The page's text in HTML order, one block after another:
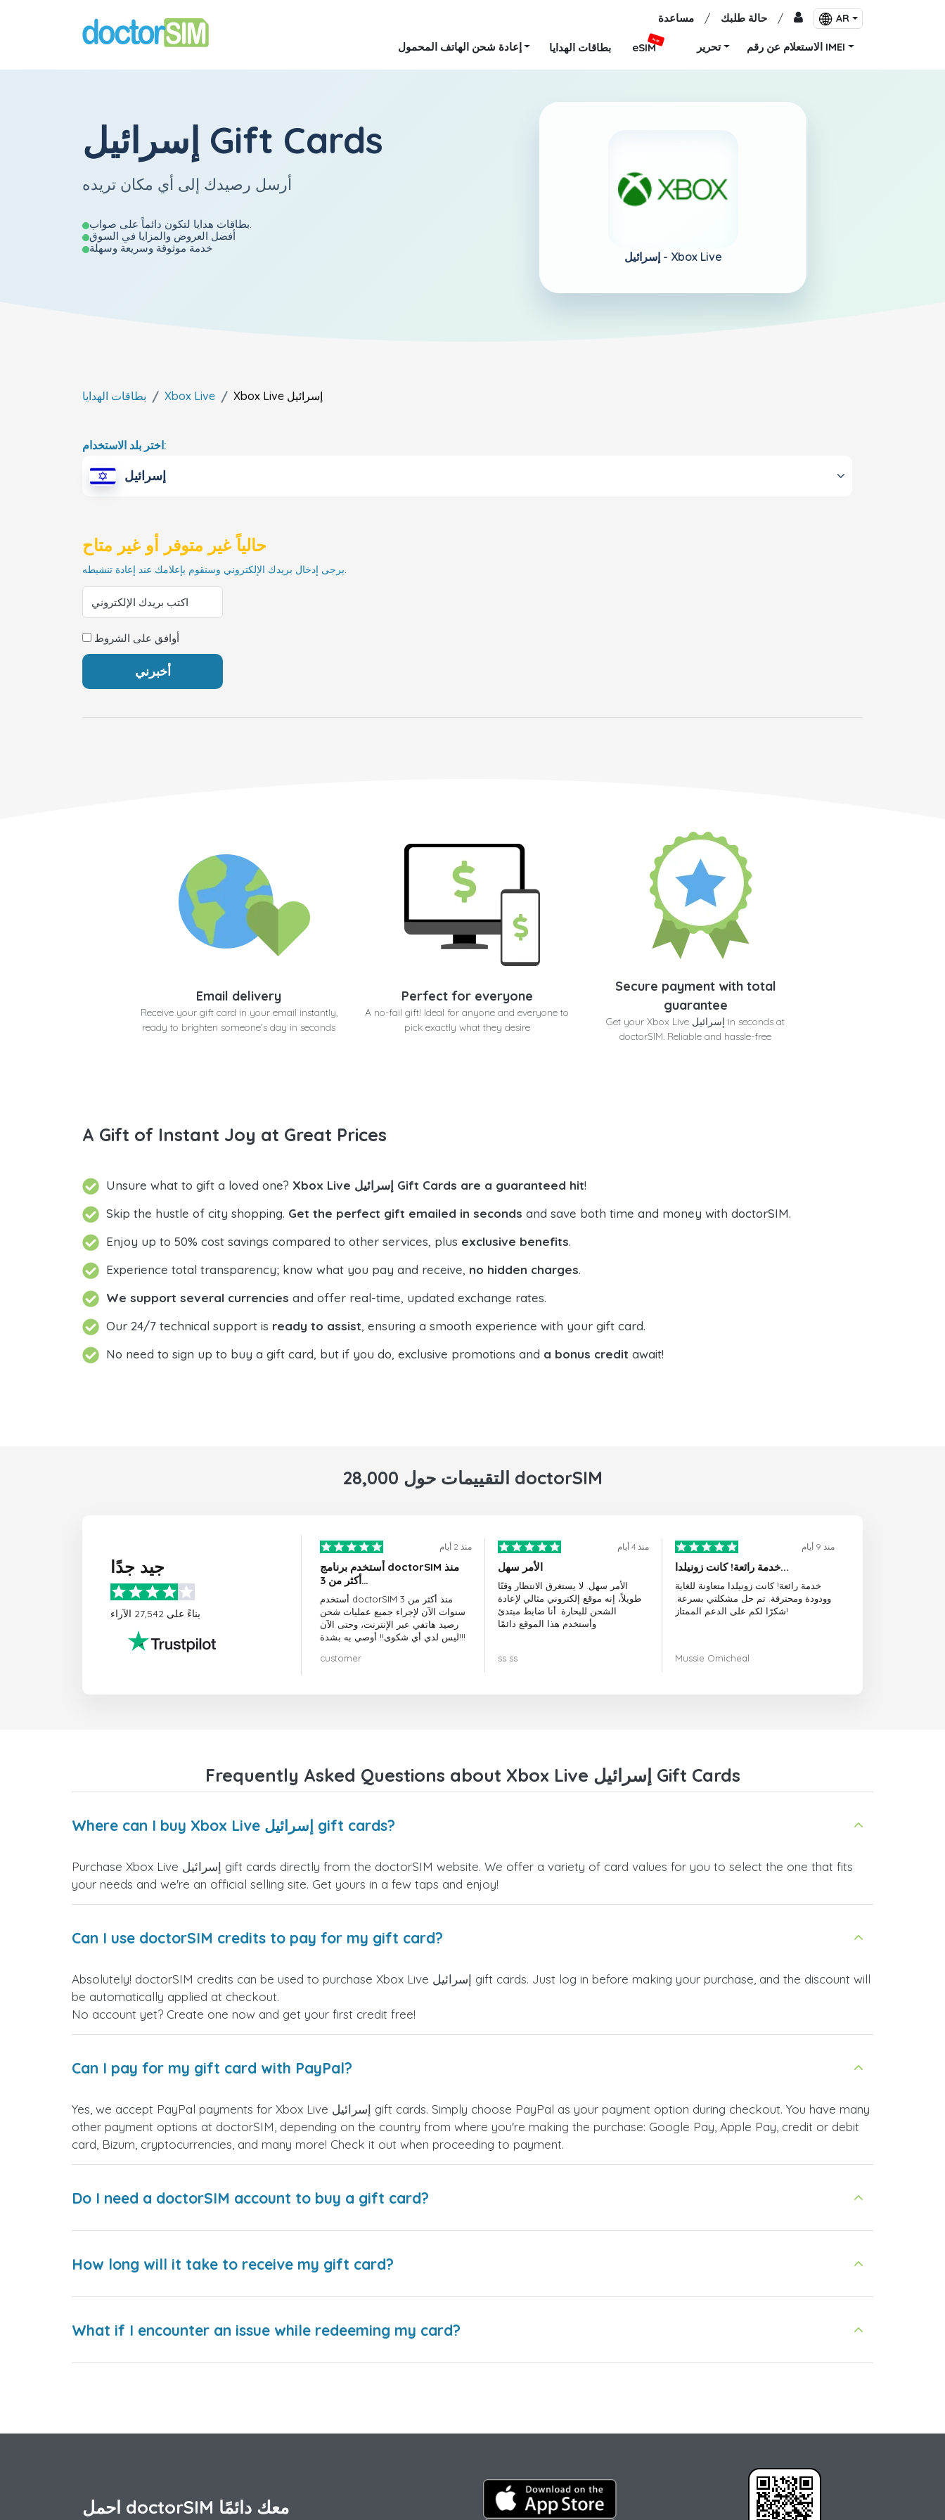
مساعدة / حالة طلبك / AR
إعادة شحن الهاتف المحمول بطاقات الهدايا eSIM
جديد
تحرير الاستعلام عن رقم IMEI
إسرائيل Gift Cards
أرسل رصيدك إلى أي مكان تريده
بطاقات هدايا لتكون دائماً على صواب.
أفضل العروض والمزايا في السوق
خدمة موثوقة وسريعة وسهلة
إسرائيل - Xbox Live
بطاقات الهدايا Xbox Live Xbox Live إسرائيل
اختر بلد الاستخدام:
إسرائيل
حالياً غير متوفر أو غير متاح
يرجى إدخال بريدك الإلكتروني وسنقوم بإعلامك عند إعادة تنشيطه.
أوافق على الشروط
Email delivery
Receive your gift card in your email instantly,
ready to brighten someone's day in seconds
Perfect for everyone
A no-fail gift! Ideal for anyone and everyone to
pick exactly what they desire
Secure payment with total
guarantee
Get your Xbox Live إسرائيل in seconds at
doctorSIM. Reliable and hassle-free
A Gift of Instant Joy at Great Prices
Unsure what to gift a loved one? Xbox Live إسرائيل Gift Cards are a guaranteed hit!
Skip the hustle of city shopping. Get the perfect gift emailed in seconds and save both time and money with doctorSIM.
Enjoy up to 50% cost savings compared to other services, plus exclusive benefits.
Experience total transparency; know what you pay and receive, no hidden charges.
We support several currencies and offer real-time, updated exchange rates.
Our 24/7 technical support is ready to assist, ensuring a smooth experience with your gift card.
No need to sign up to buy a gift card, but if you do, exclusive promotions and a bonus credit await!
28,000 التقييمات حول doctorSIM
جيد جدًا
بناءً على 27,542 الآراء
منذ 2 أيام
أستخدم برنامج doctorSIM منذ
أكثر من 3…
أستخدم doctorSIM منذ أكثر من 3
سنوات الآن لإجراء جميع عمليات شحن
رصيد هاتفي عبر الإنترنت، وحتى الآن
ليس لدي أي شكوى!! أوصي به بشدة!!!
customer
منذ 4 أيام
الأمر سهل
الأمر سهل. لا يستغرق الانتظار وقتًا
طويلاً، إنه موقع إلكتروني مثالي لإعادة
الشحن للبحارة. أنا ضابط مبتدئ
وأستخدم هذا الموقع دائمًا
ss ss
منذ 9 أيام
خدمة رائعة! كانت زونيلدا...
خدمة رائعة! كانت زونيلدا متعاونة للغاية
وودودة ومحترفة. تم حل مشكلتي بسرعة.
شكرًا لكم على الدعم الممتاز!
Mussie Omicheal
Frequently Asked Questions about Xbox Live إسرائيل Gift Cards
Where can I buy Xbox Live إسرائيل gift cards?
Purchase Xbox Live إسرائيل gift cards directly from the doctorSIM website. We offer a variety of card values for you to select the one that fits
your needs and we're an official selling site. Get yours in a few taps and enjoy!
Can I use doctorSIM credits to pay for my gift card?
Absolutely! doctorSIM credits can be used to purchase Xbox Live إسرائيل gift cards. Just log in before making your purchase, and the discount will
be automatically applied at checkout.
No account yet? Create one now and get your first credit free!
Can I pay for my gift card with PayPal?
Yes, we accept PayPal payments for Xbox Live إسرائيل gift cards. Simply choose PayPal as your payment option during checkout. You have many
other payment options at doctorSIM, depending on the country from where you're making the purchase: Google Pay, Apple Pay, credit or debit
card, Bizum, cryptocurrencies, and many more! Check it out when proceeding to payment.
Do I need a doctorSIM account to buy a gift card?
How long will it take to receive my gift card?
What if I encounter an issue while redeeming my card?
احمل doctorSIM معك دائمًا